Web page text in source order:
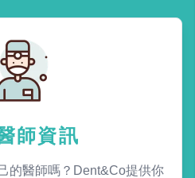
師資訊
的醫師嗎？Dent&Co提供你